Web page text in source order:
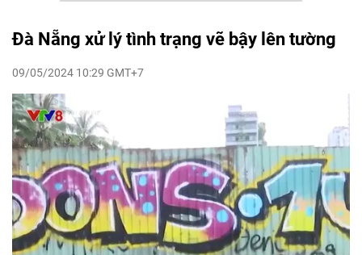
Đà Nẵng xử lý tình trạng vẽ bậy lên tường
09/05/2024 10:29 GMT+7